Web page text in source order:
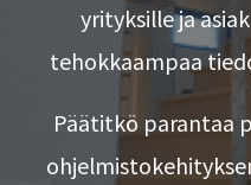
yrityksille ja
tehokkaampaa
Päätitkö parantaa